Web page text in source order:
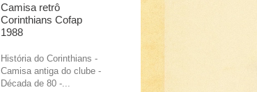
Camisa retrô
Corinthians Cofap
1988
História do Corinthians -
Camisa antiga do clube -
Década de 80 -...